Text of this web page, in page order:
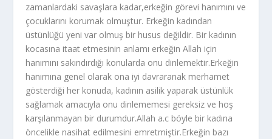
zamanlardaki savaşlara kadar,erkeğin görevi hanımını ve
çocuklarını korumak olmuştur. Erkeğin kadından
üstünlüğü yeni var olmuş bir husus değildir. Bir kadının
kocasına itaat etmesinin anlamı erkeğin Allah için
hanımını sakındırdığı konularda onu dinlemektir.Erkeğin
hanımına genel olarak ona iyi davraranak merhamet
gösterdiği her konuda, kadının asilik yaparak üstünlük
sağlamak amacıyla onu dinlememesi gereksiz ve hoş
karşılanmayan bir durumdur.Allah a.c böyle bir kadına
öncelikle nasihat edilmesini emretmiştir.Erkeğin bazı